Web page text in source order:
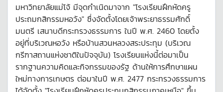
มหาวิทยาลัยแม่โจ้ มีจุดกำเนิดมาจาก "โรงเรียนฝึกหัดครู
ประถมกสิกรรมหอวัง" ซึ่งจัดตั้งโดยเจ้าพระยาธรรมศักดิ์
มนตรี เสนาบดีกระทรวงธรรมการ ในปี พ.ศ. 2460 โดยตั้ง
อยู่ที่บริเวณหอวัง หรือบ้านสวนหลวงสระประทุม (บริเวณ
กรีฑาสถานแห่งชาติในปัจจุบัน) โรงเรียนแห่งนี้ต่อมาเป็น
รากฐานความคิดและกิจกรรมของรัฐ ด้านให้การศึกษาแผน
ใหม่ทางการเกษตร ต่อมาในปี พ.ศ. 2477 กระทรวงธรรมการ